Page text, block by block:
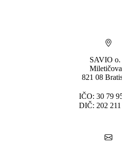
SAVIO o.
821 08
IČO: 30 79
DIČ: 202 211